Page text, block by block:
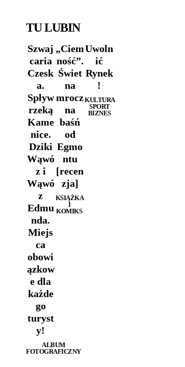
TU LUBIN
Szwaj
caria
Czesk
a.
Spływ
rzeką
Kame
nice.
Dziki
Wąwó
z i
Wąwó
z
Edmu
nda.
Miejs
ca
obowi
ązkow
e dla
każde
go
turyst
y!
ALBUM
FOTOGRAFICZNY
„Ciem
ność”.
Świet
na
mrocz
na
baśń
od
Egmo
ntu
[recen
zja]
KSIĄŻKA
I
KOMIKS
Uwoln
ić
Rynek
!
KULTURA
SPORT
BIZNES